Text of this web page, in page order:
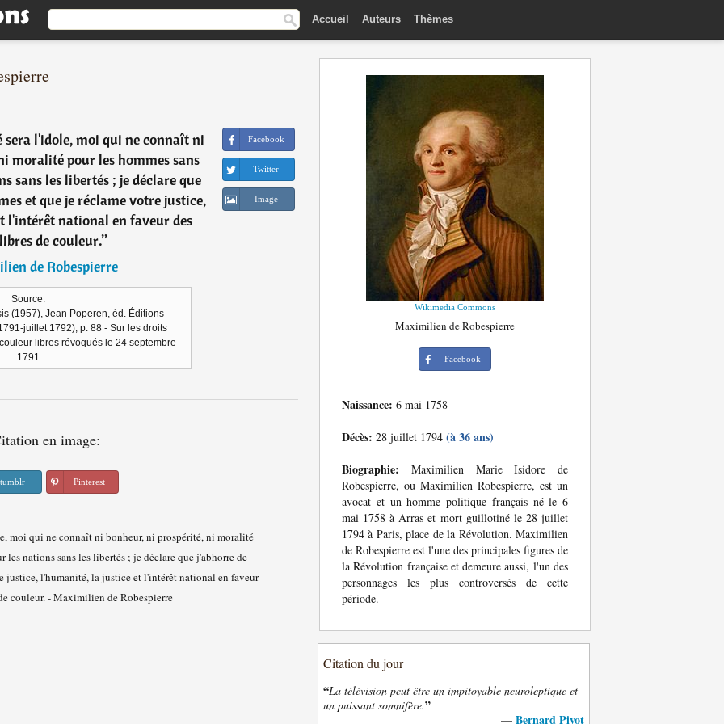
Accueil Auteurs Thèmes
l'idole, moi qui ne connaît ni
moralité pour les hommes sans
sans les libertés ; je déclare que
et que je réclame votre justice,
l'intérêt national en faveur des
de couleur.”
de Robespierre
Source:
(1957), Jean Poperen, éd. Éditions
juillet 1792), p. 88 - Sur les droits
libres révoqués le 24 septembre
1791
Facebook
Twitter
Image
en image:
tumblr Pinterest
Wikimedia Commons
Maximilien de Robespierre
Facebook
Naissance: 6 mai 1758
Décès: 28 juillet 1794 (à 36 ans)
Biographie: Maximilien Marie Isidore de
Robespierre, ou Maximilien Robespierre, est un
avocat et un homme politique français né le 6
mai 1758 à Arras et mort guillotiné le 28 juillet
1794 à Paris, place de la Révolution. Maximilien
de Robespierre est l'une des principales figures de
la Révolution française et demeure aussi, l'un des
personnages les plus controversés de cette
période.
Citation du jour
“La télévision peut être un impitoyable neuroleptique et
un puissant somnifère.”
— Bernard Pivot